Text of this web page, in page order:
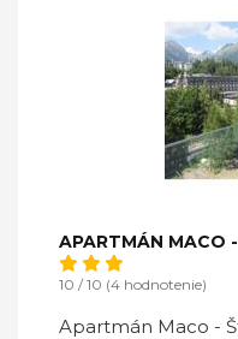
APARTMÁN MACO
10 / 10 (4 hodnotenie)
Apartmán Maco -